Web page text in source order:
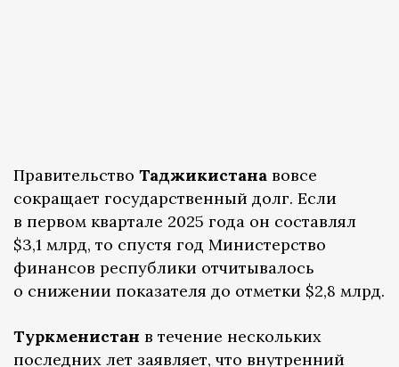
Правительство Таджикистана вовсе
сокращает государственный долг. Если
в первом квартале 2025 года он составлял
$3,1 млрд, то спустя год Министерство
финансов республики отчитывалось
о снижении показателя до отметки $2,8 млрд.
Туркменистан в течение нескольких
последних лет заявляет, что внутренний